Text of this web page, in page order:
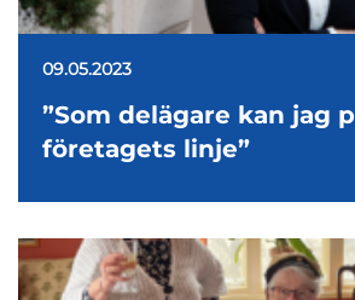
09.05.2023
”Som delägare kan jag
företagets linje”